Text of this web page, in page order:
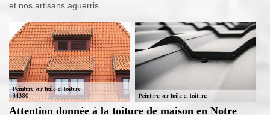
et nos artisans aguerris.
Attention donnée à la toiture de maison en Notre